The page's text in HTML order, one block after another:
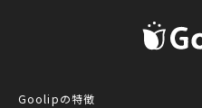
Goolipの特徴